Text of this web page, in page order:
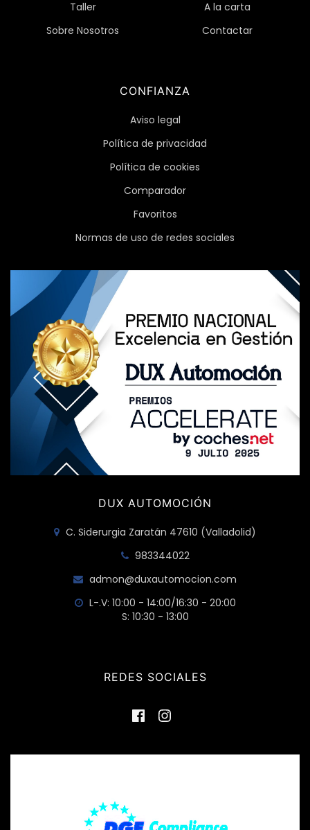
Taller
A la carta
Sobre Nosotros
Contactar
CONFIANZA
Aviso legal
Política de privacidad
Política de cookies
Comparador
Favoritos
Normas de uso de redes sociales
DUX AUTOMOCIÓN
C. Siderurgia Zaratán 47610 (Valladolid)
983344022
admon@duxautomocion.com
L-.V: 10:00 - 14:00/16:30 - 20:00
S: 10:30 - 13:00
REDES SOCIALES